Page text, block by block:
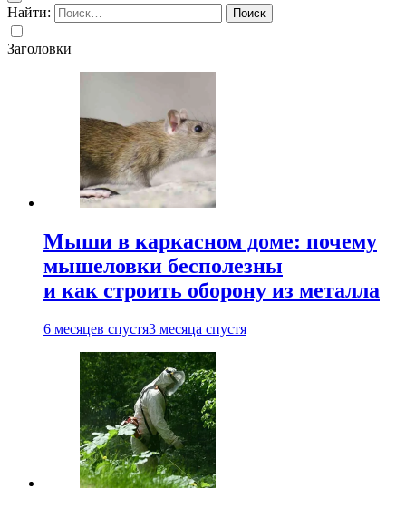
Найти:
Заголовки
Мыши в каркасном доме: почему
мышеловки бесполезны
и как строить оборону из металла
6 месяцев спустя3 месяца спустя